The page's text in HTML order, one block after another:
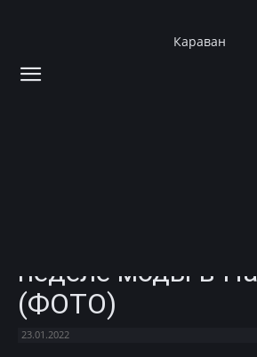
Караван
Канье Уэст и
неделе моды в
(ФОТО)
23.01.2022